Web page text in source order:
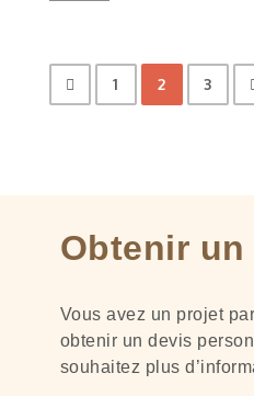
1 2 3
Obtenir un
Vous avez un projet
obtenir un devis
souhaitez plus